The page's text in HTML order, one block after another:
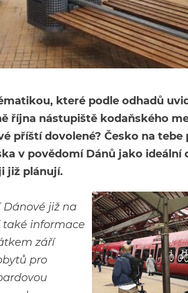
které podle odhadů
října nástupiště kodaňského
příští dovolené? Česko na
v povědomí Dánů jako
již plánují.
již na
také informace
září
pro